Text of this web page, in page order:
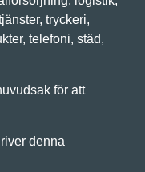
tryckeri,
telefoni, städ,
för att
denna